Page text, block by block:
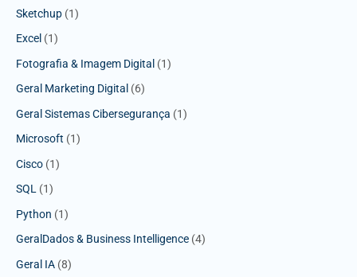
Sketchup (1)
Excel (1)
Fotografia & Imagem Digital (1)
Geral Marketing Digital (6)
Geral Sistemas Cibersegurança (1)
Microsoft (1)
Cisco (1)
SQL (1)
Python (1)
GeralDados & Business Intelligence (4)
Geral IA (8)